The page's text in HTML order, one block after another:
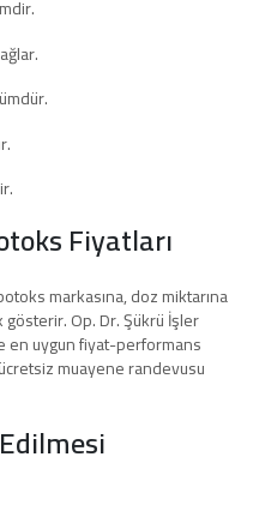
Fiyatları
markasına, doz miktarına
Op. Dr. Şükrü İşler
en uygun fiyat-performans
muayene randevusu